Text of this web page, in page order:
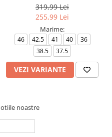
319,99 Lei
255,99 Lei
Marime:
46 42.5 41 40
36
38.5
37.5
VEZI VARIANTE
noastre